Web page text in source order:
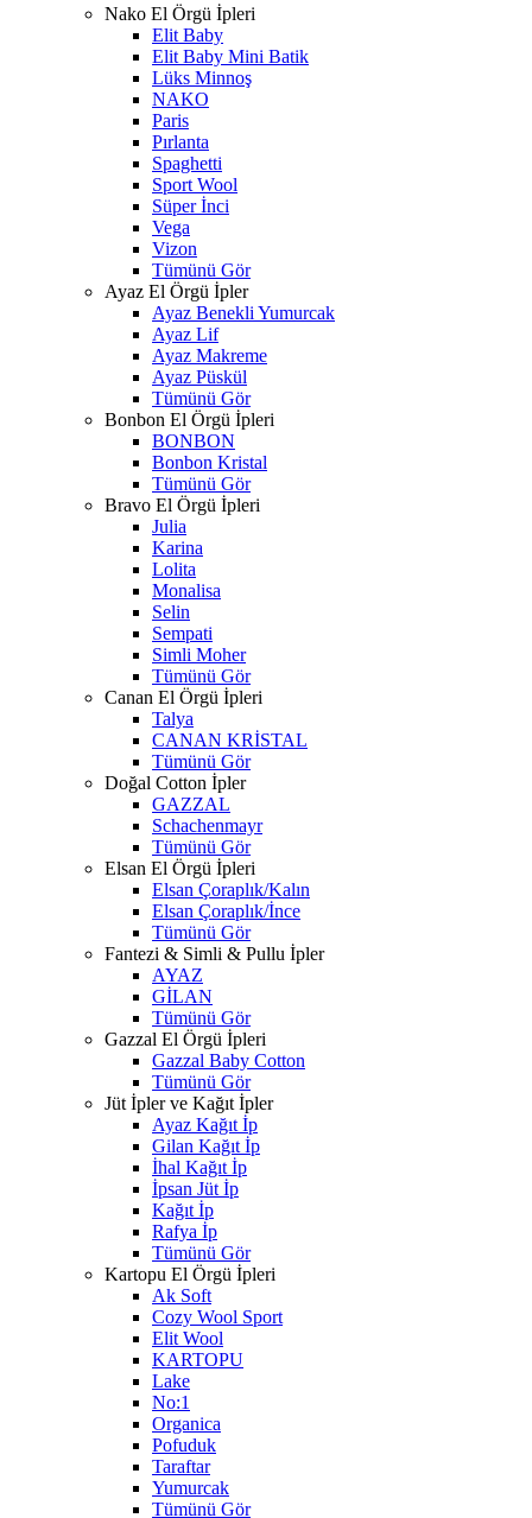
Nako El Örgü İpleri
Elit Baby
Elit Baby Mini Batik
Lüks Minnoş
NAKO
Paris
Pırlanta
Spaghetti
Sport Wool
Süper İnci
Vega
Vizon
Tümünü Gör
Ayaz El Örgü İpler
Ayaz Benekli Yumurcak
Ayaz Lif
Ayaz Makreme
Ayaz Püskül
Tümünü Gör
Bonbon El Örgü İpleri
BONBON
Bonbon Kristal
Tümünü Gör
Bravo El Örgü İpleri
Julia
Karina
Lolita
Monalisa
Selin
Sempati
Simli Moher
Tümünü Gör
Canan El Örgü İpleri
Talya
CANAN KRİSTAL
Tümünü Gör
Doğal Cotton İpler
GAZZAL
Schachenmayr
Tümünü Gör
Elsan El Örgü İpleri
Elsan Çoraplık/Kalın
Elsan Çoraplık/İnce
Tümünü Gör
Fantezi & Simli & Pullu İpler
AYAZ
GİLAN
Tümünü Gör
Gazzal El Örgü İpleri
Gazzal Baby Cotton
Tümünü Gör
Jüt İpler ve Kağıt İpler
Ayaz Kağıt İp
Gilan Kağıt İp
İhal Kağıt İp
İpsan Jüt İp
Kağıt İp
Rafya İp
Tümünü Gör
Kartopu El Örgü İpleri
Ak Soft
Cozy Wool Sport
Elit Wool
KARTOPU
Lake
No:1
Organica
Pofuduk
Taraftar
Yumurcak
Tümünü Gör